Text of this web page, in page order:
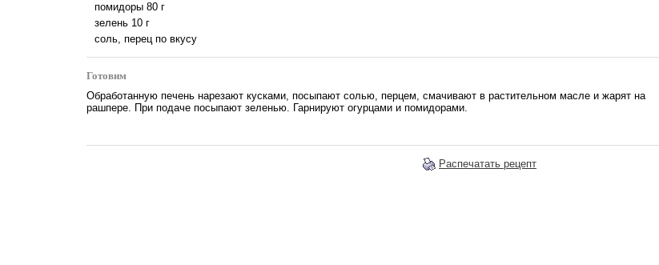
помидоры 80 г
зелень 10 г
соль, перец по вкусу
Готовим
Обработанную печень нарезают кусками, посыпают солью, перцем, смачивают в растительном масле и жарят на
рашпере. При подаче посыпают зеленью. Гарнируют огурцами и помидорами.
Распечатать рецепт